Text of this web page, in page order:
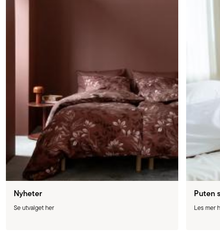
Nyheter
Se utvalget her
Puten
Les mer